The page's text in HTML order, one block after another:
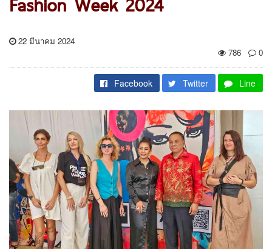
22 มีนาคม 2024
786
0
Facebook Twitter Line